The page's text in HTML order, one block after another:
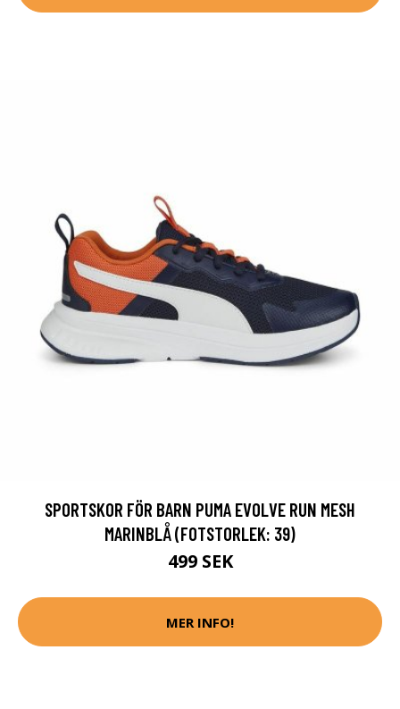
SPORTSKOR FÖR BARN PUMA EVOLVE RUN MESH
MARINBLÅ (FOTSTORLEK: 39)
499 SEK
MER INFO!